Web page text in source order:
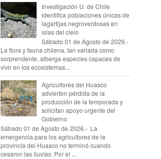
Investigación U. de Chile
identifica poblaciones únicas de
lagartijas negroverdosas en
islas del cielo
Sábado 01 de Agosto de 2026.-
La flora y fauna chilena, tan variada como
sorprendente, alberga especies capaces de
vivir en los ecosistemas...
Agricultores del Huasco
advierten pérdida de la
producción de la temporada y
solicitan apoyo urgente del
Gobierno
Sábado 01 de Agosto de 2026.- La
emergencia para los agricultores de la
provincia del Huasco no terminó cuando
cesaron las lluvias. Por el ...